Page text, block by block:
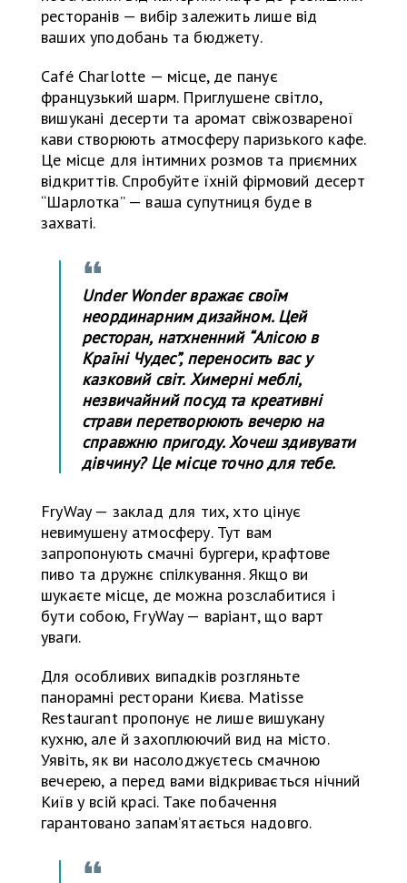
ресторанів — вибір залежить лише від
ваших уподобань та бюджету.
Café Charlotte — місце, де панує
французький шарм. Приглушене світло,
вишукані десерти та аромат свіжозвареної
кави створюють атмосферу паризького кафе.
Це місце для інтимних розмов та приємних
відкриттів. Спробуйте їхній фірмовий десерт
“Шарлотка” — ваша супутниця буде в
захваті.
Under Wonder вражає своїм
неординарним дизайном. Цей
ресторан, натхненний “Алісою в
Країні Чудес”, переносить вас у
казковий світ. Химерні меблі,
незвичайний посуд та креативні
страви перетворюють вечерю на
справжню пригоду. Хочеш здивувати
дівчину? Це місце точно для тебе.
FryWay — заклад для тих, хто цінує
невимушену атмосферу. Тут вам
запропонують смачні бургери, крафтове
пиво та дружнє спілкування. Якщо ви
шукаєте місце, де можна розслабитися і
бути собою, FryWay — варіант, що варт
уваги.
Для особливих випадків розгляньте
панорамні ресторани Києва. Matisse
Restaurant пропонує не лише вишукану
кухню, але й захоплюючий вид на місто.
Уявіть, як ви насолоджуєтесь смачною
вечерею, а перед вами відкривається нічний
Київ у всій красі. Таке побачення
гарантовано запам’ятається надовго.